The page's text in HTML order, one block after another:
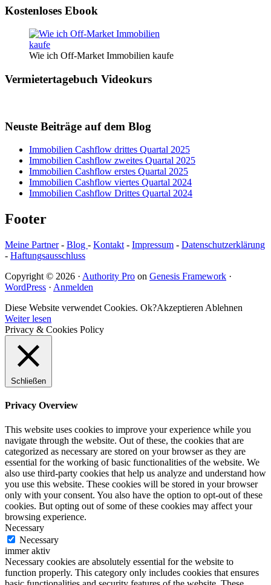
Kostenloses Ebook
Wie ich Off-Market Immobilien kaufe
Vermietertagebuch Videokurs
Neuste Beiträge auf dem Blog
Immobilien Cashflow drittes Quartal 2025
Immobilien Cashflow zweites Quartal 2025
Immobilien Cashflow erstes Quartal 2025
Immobilien Cashflow viertes Quartal 2024
Immobilien Cashflow Drittes Quartal 2024
Footer
Meine Partner- Blog - Kontakt - Impressum - Datenschutzerklärung
- Haftungsausschluss
Copyright © 2026 · Authority Pro on Genesis Framework ·
WordPress · Anmelden
Diese Website verwendet Cookies. Ok?Akzeptieren Ablehnen
Weiter lesen
Privacy & Cookies Policy
Schließen
Privacy Overview
This website uses cookies to improve your experience while you
navigate through the website. Out of these, the cookies that are
categorized as necessary are stored on your browser as they are
essential for the working of basic functionalities of the website. We
also use third-party cookies that help us analyze and understand how
you use this website. These cookies will be stored in your browser
only with your consent. You also have the option to opt-out of these
cookies. But opting out of some of these cookies may affect your
browsing experience.
Necessary
Necessary
immer aktiv
Necessary cookies are absolutely essential for the website to
function properly. This category only includes cookies that ensures